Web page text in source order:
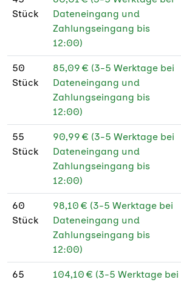
Stück
Dateneingang und
Zahlungseingang bis
12:00)
50
Stück
85,09 € (3-5 Werktage bei
Dateneingang und
Zahlungseingang bis
12:00)
55
Stück
90,99 € (3-5 Werktage bei
Dateneingang und
Zahlungseingang bis
12:00)
60
Stück
98,10 € (3-5 Werktage bei
Dateneingang und
Zahlungseingang bis
12:00)
65
104,10 € (3-5 Werktage bei